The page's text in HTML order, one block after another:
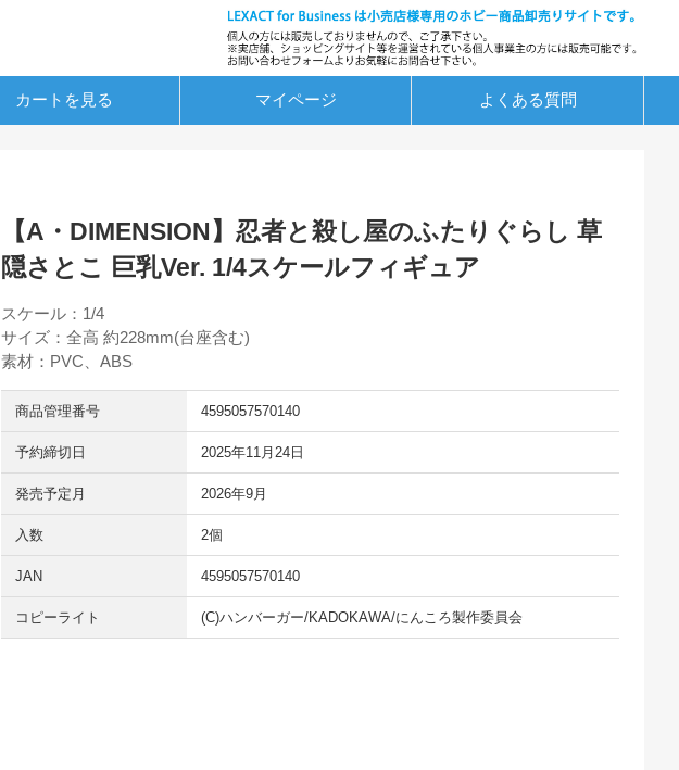
カートを見る マイページ よくある質問
【A・DIMENSION】忍者と殺し屋のふたりぐらし 草
隠さとこ 巨乳Ver. 1/4スケールフィギュア
スケール：1/4
サイズ：全高 約228mm(台座含む)
素材：PVC、ABS
商品管理番号 4595057570140
予約締切日 2025年11月24日
発売予定月 2026年9月
入数 2個
JAN 4595057570140
コピーライト (C)ハンバーガー/KADOKAWA/にんころ製作委員会